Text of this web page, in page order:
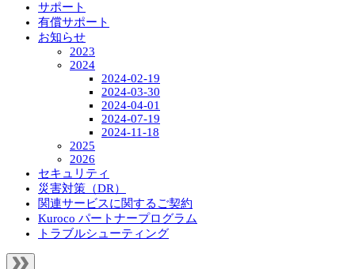
サポート
有償サポート
お知らせ
2023
2024
2024-02-19
2024-03-30
2024-04-01
2024-07-19
2024-11-18
2025
2026
セキュリティ
災害対策（DR）
関連サービスに関するご契約
Kuroco パートナープログラム
トラブルシューティング